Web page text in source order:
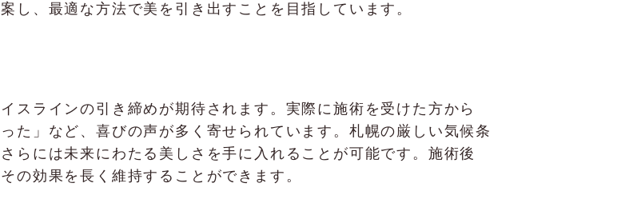
し、最適な方法で美を引き出すことを目指しています。
スラインの引き締めが期待されます。実際に施術を受けた方から
た」など、喜びの声が多く寄せられています。札幌の厳しい気候条
らには未来にわたる美しさを手に入れることが可能です。施術後
の効果を長く維持することができます。